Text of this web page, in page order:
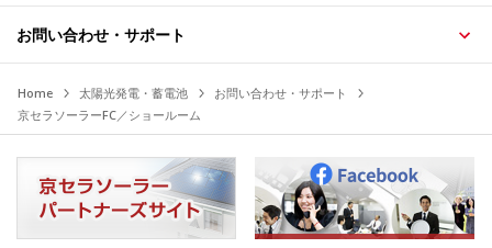
お問い合わせ・サポート
Home 太陽光発電・蓄電池
お問い合わせ・サポート
京セラソーラーFC／ショールーム